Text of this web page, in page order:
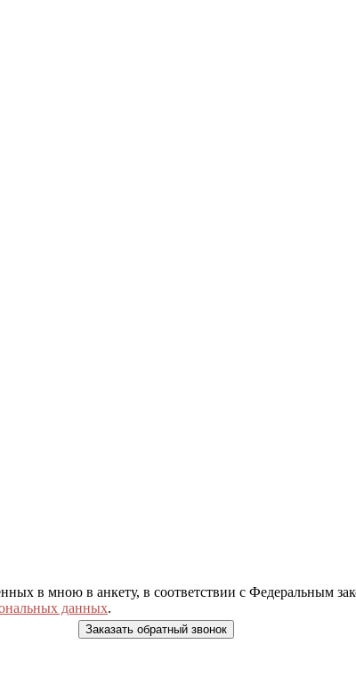
в мною в анкету, в соответствии с Федеральным
данных.